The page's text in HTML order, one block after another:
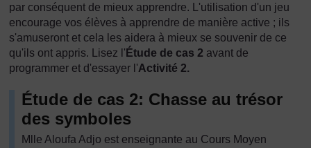
par conséquent de mieux apprendre. L'utilisation d'un jeu
encourage vos élèves à apprendre de manière active ; ils
s'amuseront et cela les aidera à mieux se souvenir de ce
qu'ils ont appris. Lisez l' Étude de cas 2 avant de
programmer et d'essayer l'Activité 2.
Étude de cas 2: Chasse au trésor
des symboles
Mlle Aloufa Adjo est enseignante au Cours Moyen